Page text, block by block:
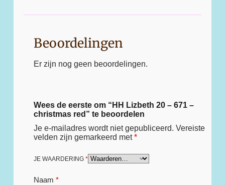
Beoordelingen
Er zijn nog geen beoordelingen.
Wees de eerste om “HH Lizbeth 20 – 671 –
christmas red” te beoordelen
Je e-mailadres wordt niet gepubliceerd. Vereiste
velden zijn gemarkeerd met*
JE WAARDERING *
Naam *